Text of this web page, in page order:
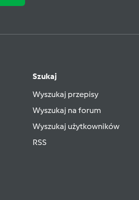
Szukaj
Wyszukaj przepisy
Wyszukaj na forum
Wyszukaj użytkowników
RSS